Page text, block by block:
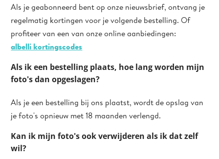
Als je geabonneerd bent op onze nieuwsbrief, ontvang je
regelmatig kortingen voor je volgende bestelling. Of
profiteer van een van onze online aanbiedingen:
albelli kortingscodes
Als ik een bestelling plaats, hoe lang worden mijn
foto's dan opgeslagen?
Als je een bestelling bij ons plaatst, wordt de opslag van
je foto's opnieuw met 18 maanden verlengd.
Kan ik mijn foto's ook verwijderen als ik dat zelf
wil?